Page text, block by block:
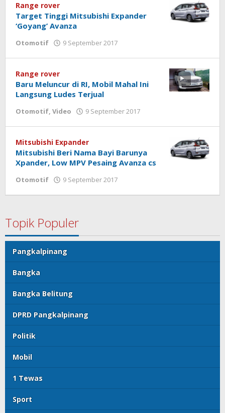
Range rover
Target Tinggi Mitsubishi Expander
‘Goyang’ Avanza
Otomotif 9 September 2017
Range rover
Baru Meluncur di RI, Mobil Mahal Ini
Langsung Ludes Terjual
Otomotif, Video 9 September 2017
Mitsubishi Expander
Mitsubishi Beri Nama Bayi Barunya
Xpander, Low MPV Pesaing Avanza cs
Otomotif 9 September 2017
Topik Populer
Pangkalpinang
Bangka
Bangka Belitung
DPRD Pangkalpinang
Politik
Mobil
1 Tewas
Sport